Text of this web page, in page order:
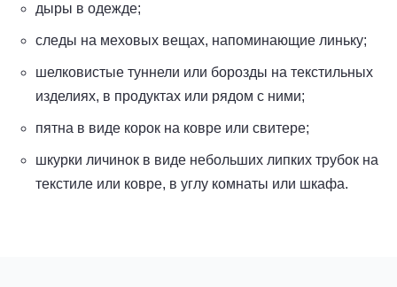
дыры в одежде;
следы на меховых вещах, напоминающие линьку;
шелковистые туннели или борозды на текстильных
изделиях, в продуктах или рядом с ними;
пятна в виде корок на ковре или свитере;
шкурки личинок в виде небольших липких трубок на
текстиле или ковре, в углу комнаты или шкафа.